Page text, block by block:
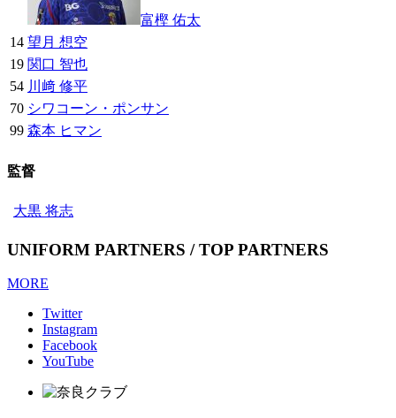
富樫 佑太
14 望月 想空
19 関口 智也
54 川﨑 修平
70 シワコーン・ポンサン
99 森本 ヒマン
監督
大黒 将志
UNIFORM PARTNERS / TOP PARTNERS
MORE
Twitter
Instagram
Facebook
YouTube